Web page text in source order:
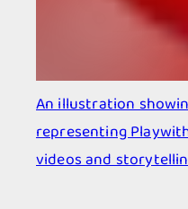
An illustration
representing
videos and